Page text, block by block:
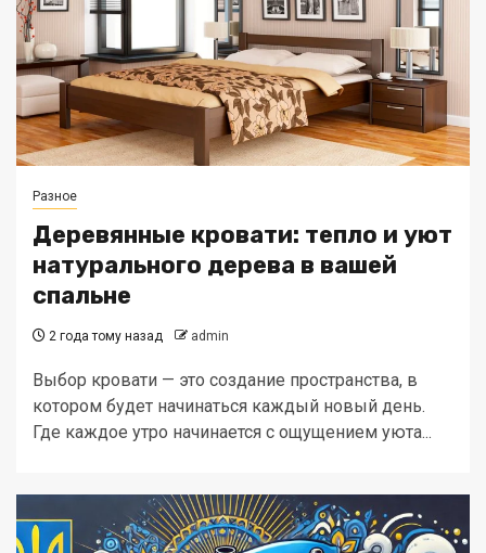
Разное
Деревянные кровати: тепло и уют
натурального дерева в вашей
спальне
2 года тому назад admin
Выбор кровати — это создание пространства, в
котором будет начинаться каждый новый день.
Где каждое утро начинается с ощущением уюта...